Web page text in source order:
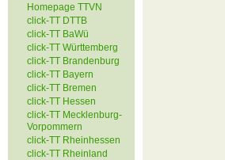
Homepage TTVN
click-TT DTTB
click-TT BaWü
click-TT Württemberg
click-TT Brandenburg
click-TT Bayern
click-TT Bremen
click-TT Hessen
click-TT Mecklenburg-
Vorpommern
click-TT Rheinhessen
click-TT Rheinland